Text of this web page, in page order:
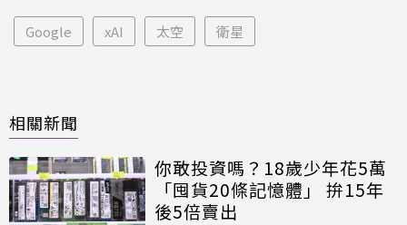
Google xAI 太空 衛星
相關新聞
你敢投資嗎？18歲少年花5萬
「囤貨20條記憶體」 拚15年
後5倍賣出